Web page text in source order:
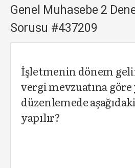
Genel Muhasebe 2
Sorusu #437209
İşletmenin dönem
vergi mevzuatına göre
düzenlemede
yapılır?